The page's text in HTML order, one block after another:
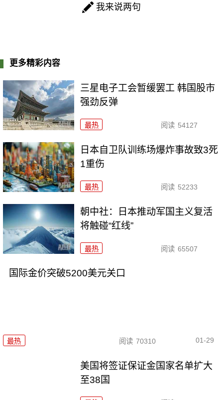
我来说两句
更多精彩内容
三星电子工会暂缓罢工 韩国股市
强劲反弹
最热 阅读 54127
日本自卫队训练场爆炸事故致3死
1重伤
最热 阅读 52233
朝中社：日本推动军国主义复活
将触碰“红线”
最热 阅读 65507
国际金价突破5200美元关口
最热 阅读 70310 01-29
美国将签证保证金国家名单扩大
至38国